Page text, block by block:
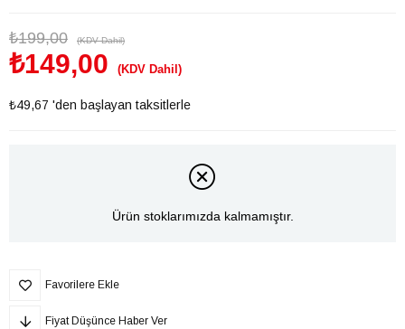
₺199,00 (KDV Dahil)
₺149,00 (KDV Dahil)
₺49,67 'den başlayan taksitlerle
Ürün stoklarımızda kalmamıştır.
Favorilere Ekle
Fiyat Düşünce Haber Ver